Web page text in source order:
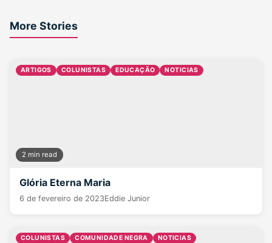
More Stories
2 min read
ARTIGOS COLUNISTAS EDUCAÇÃO NOTICIAS
Glória Eterna Maria
6 de fevereiro de 2023Eddie Junior
COLUNISTAS COMUNIDADE NEGRA
NOTICIAS